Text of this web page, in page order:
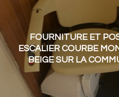
FOURNITURE ET
ESCALIER COURBE
BEIGE SUR LA